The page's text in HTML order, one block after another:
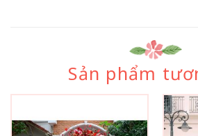
Sản phẩm